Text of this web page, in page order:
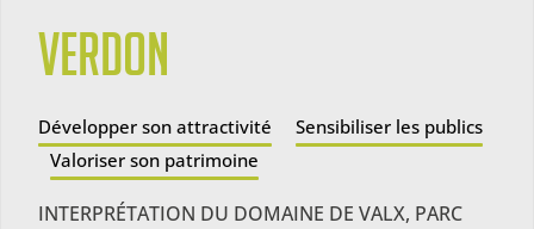
Verdon
Développer son attractivité
Sensibiliser les publics
Valoriser son patrimoine
INTERPRÉTATION DU DOMAINE DE VALX, PARC